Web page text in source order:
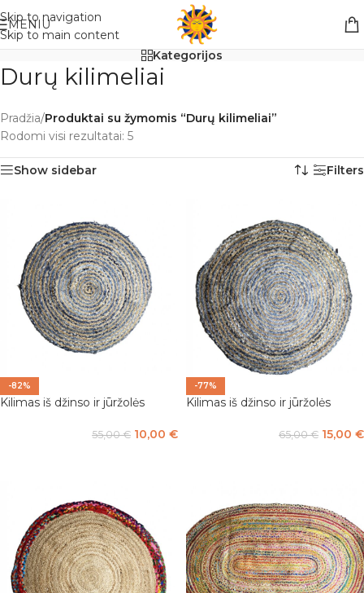
Skip to navigation
Skip to main content
Nemokamas pristatymas į paštomatą apsiperkant už 30€!!
MENIU
Kategorijos
Durų kilimeliai
Pradžia/Produktai su žymomis “Durų kilimeliai”
Rodomi visi rezultatai: 5
Show sidebar Filters
-82%
Kilimas iš džinso ir jūržolės
55,00€ 10,00 €
-77%
Kilimas iš džinso ir jūržolės
65,00€ 15,00 €